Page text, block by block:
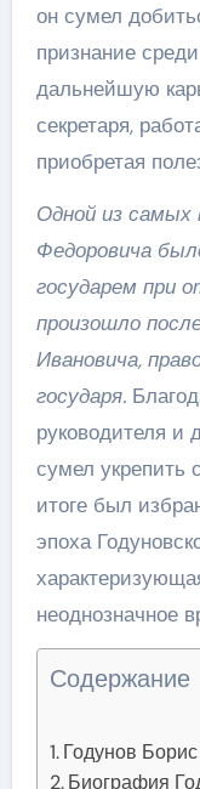
он сумел
признание
дальнейшую
секретаря,
приобретая
Одной из самых
Федоровича
государем при
произошло
Ивановича,
государя.
руководителя и
сумел укрепить
итоге был
эпоха
неоднозначное
Содержание
Годунов
Биография